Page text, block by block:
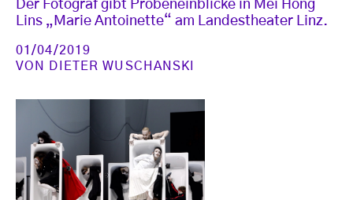
Der Fotograf gibt Probeneinblicke in Mei Hong
Lins „Marie Antoinette“ am Landestheater Linz.
01/04/2019
VON
DIETER WUSCHANSKI